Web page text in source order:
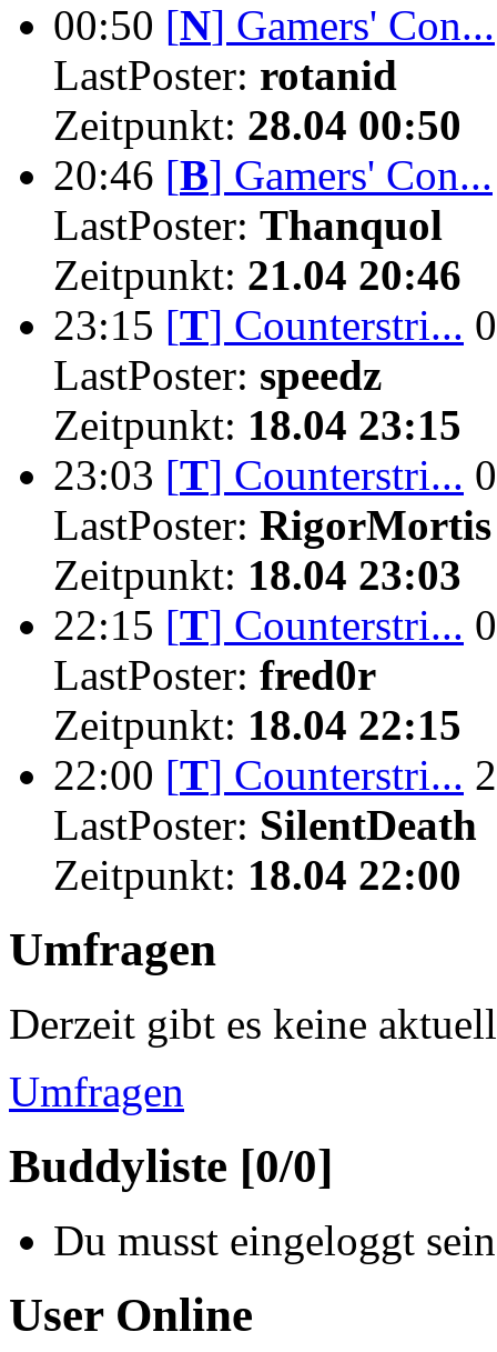
00:50 [N] Gamers' Con...
LastPoster: rotanid
Zeitpunkt: 28.04 00:50
20:46 [B] Gamers' Con...
LastPoster: Thanquol
Zeitpunkt: 21.04 20:46
23:15 [T] Counterstri... 0
LastPoster: speedz
Zeitpunkt: 18.04 23:15
23:03 [T] Counterstri... 0
LastPoster: RigorMortis
Zeitpunkt: 18.04 23:03
22:15 [T] Counterstri... 0
LastPoster: fred0r
Zeitpunkt: 18.04 22:15
22:00 [T] Counterstri... 2
LastPoster: SilentDeath
Zeitpunkt: 18.04 22:00
Umfragen
Derzeit gibt es keine
Umfragen
Buddyliste [0/0]
Du musst eingeloggt
User Online